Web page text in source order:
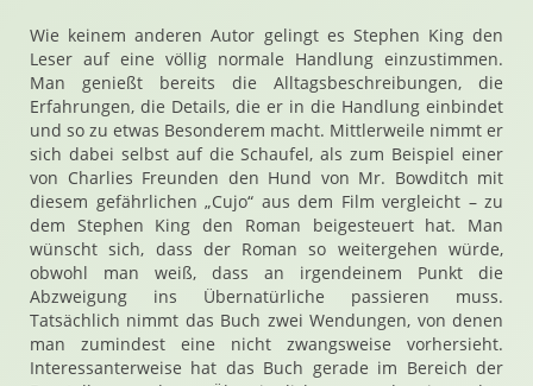
Wie keinem anderen Autor gelingt es Stephen King den
Leser auf eine völlig normale Handlung einzustimmen.
Man genießt bereits die Alltagsbeschreibungen, die
Erfahrungen, die Details, die er in die Handlung einbindet
und so zu etwas Besonderem macht. Mittlerweile nimmt er
sich dabei selbst auf die Schaufel, als zum Beispiel einer
von Charlies Freunden den Hund von Mr. Bowditch mit
diesem gefährlichen „Cujo“ aus dem Film vergleicht – zu
dem Stephen King den Roman beigesteuert hat. Man
wünscht sich, dass der Roman so weitergehen würde,
obwohl man weiß, dass an irgendeinem Punkt die
Abzweigung ins Übernatürliche passieren muss.
Tatsächlich nimmt das Buch zwei Wendungen, von denen
man zumindest eine nicht zwangsweise vorhersieht.
Interessanterweise hat das Buch gerade im Bereich der